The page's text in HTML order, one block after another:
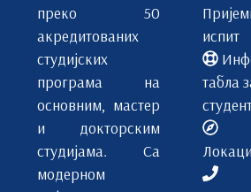
преко 50
акредитованих
студијских
програма на
основним, мастер
и докторским
студијама. Са
модерном
испит
табла